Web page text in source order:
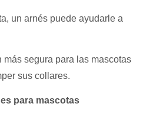
un arnés puede ayudarle a
segura para las mascotas
sus collares.
para mascotas